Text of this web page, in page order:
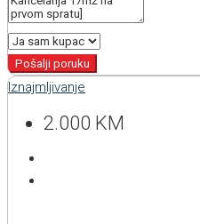
Pošalji poruku
Iznajmljivanje
2.000 KM